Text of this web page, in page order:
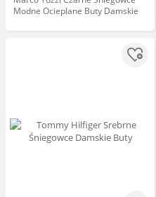
Modne Ocieplane Buty Damskie